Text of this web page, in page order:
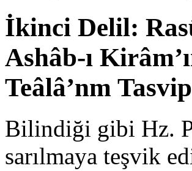
İkinci Delil:
Ashâb-ı
Teâlâ’nm
Bilindiği gibi Hz.
sarıl­maya teşvik